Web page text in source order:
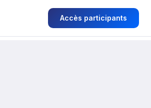
Accès participants